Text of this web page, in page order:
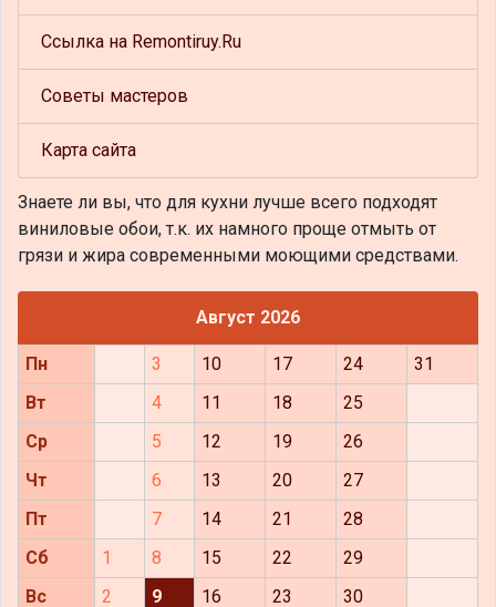
Ссылка на Remontiruy.Ru
Советы мастеров
Карта сайта
Знаете ли вы, что для кухни лучше всего подходят
виниловые обои, т.к. их намного проще отмыть от
грязи и жира современными моющими средствами.
Август 2026
Пн 3 10 17 24
31
Вт
4 11 18
25
Ср
5 12 19
26
Чт
6 13 20
27
Пт
7 14 21
28
Сб
1 8 15 22
29
Вс
2 9 16 23 30